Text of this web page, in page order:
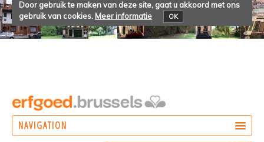
Door gebruik te maken van deze site, gaat u akkoord met ons
gebruik van cookies. Meer informatie OK
NAVIGATION